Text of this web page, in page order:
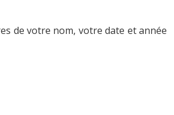
de votre nom, votre date et année